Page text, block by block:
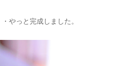
やっと完成しました。